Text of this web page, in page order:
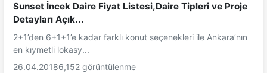
Sunset İncek Daire Fiyat Listesi,Daire Tipleri ve Proje
Detayları Açık...
2+1’den 6+1+1’e kadar farklı konut seçenekleri ile Ankara’nın
en kıymetli lokasy...
26.04.20186,152 görüntülenme